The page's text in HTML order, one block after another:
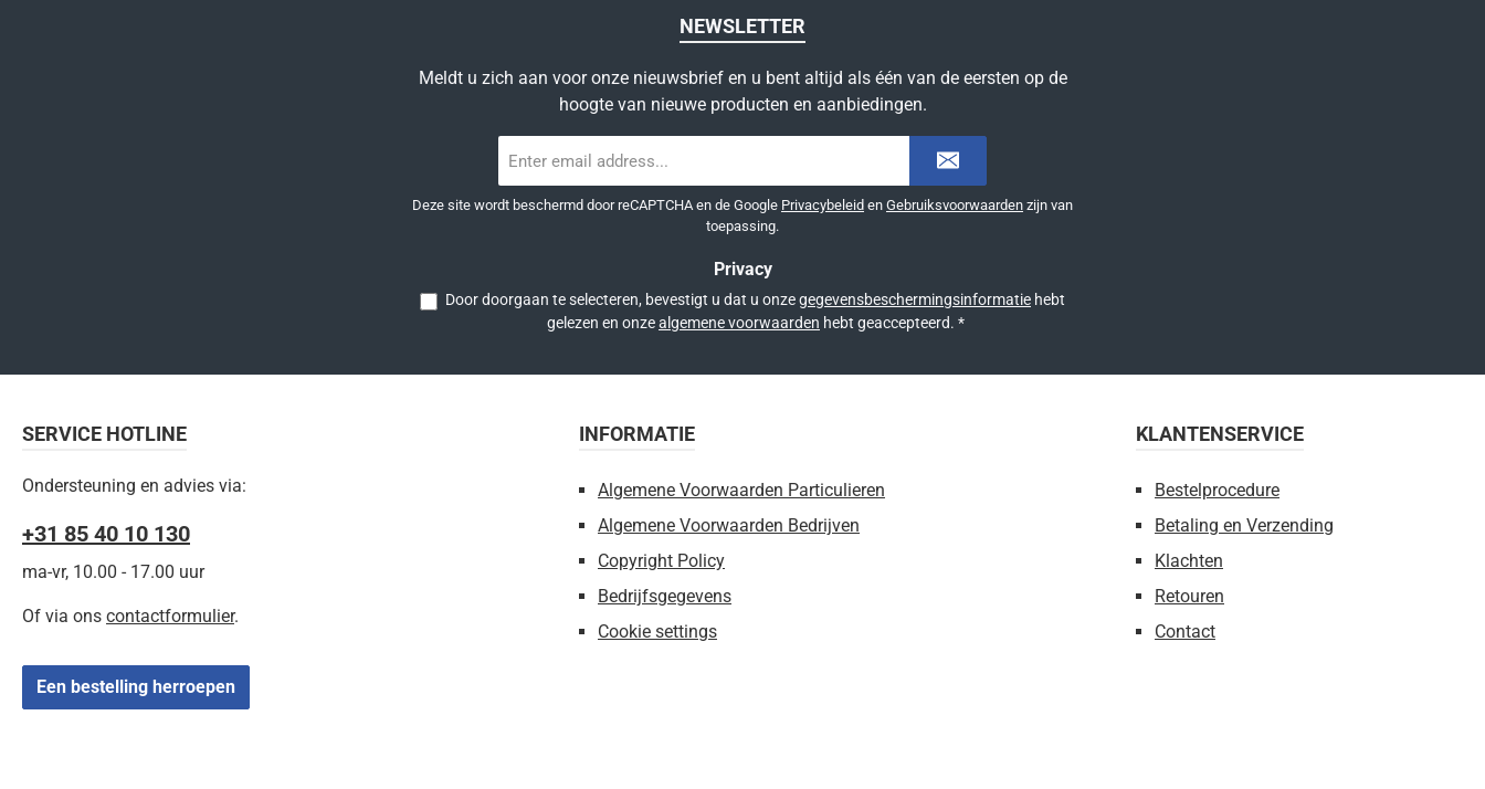
NEWSLETTER
Meldt u zich aan voor onze nieuwsbrief en u bent altijd als één van de eersten op de
hoogte van nieuwe producten en aanbiedingen.
mailadres
Deze site wordt beschermd door reCAPTCHA en de Google Privacybeleid en Gebruiksvoorwaarden zijn van
toepassing.
Privacy
Door doorgaan te selecteren, bevestigt u dat u onzegegevensbeschermingsinformatie hebt
gelezen en onzealgemene voorwaarden hebt geaccepteerd. *
SERVICE HOTLINE
Ondersteuning en advies via:
+31 85 40 10 130
ma-vr, 10.00 - 17.00 uur
Of via ons contactformulier.
Een bestelling herroepen
INFORMATIE
Algemene Voorwaarden Particulieren
Algemene Voorwaarden Bedrijven
Copyright Policy
Bedrijfsgegevens
Cookie settings
KLANTENSERVICE
Bestelprocedure
Betaling en Verzending
Klachten
Retouren
Contact